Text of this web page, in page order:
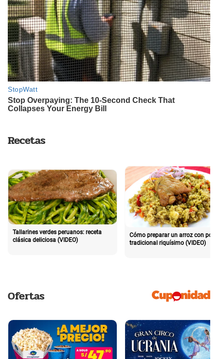
Recetas
Tallarines verdes peruanos: receta
clásica deliciosa (VIDEO)
Cómo preparar un arroz con pollo
tradicional riquísimo (VIDEO)
Ofertas